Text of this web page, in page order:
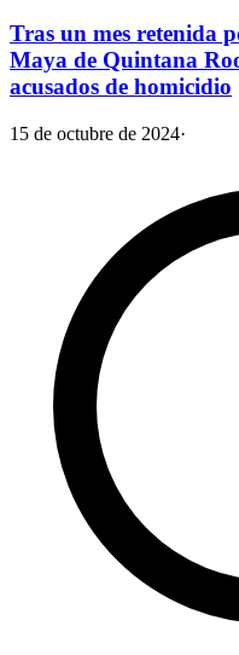
Tras un mes retenida
Maya de Quintana
acusados de homicidio
15 de octubre de 2024·